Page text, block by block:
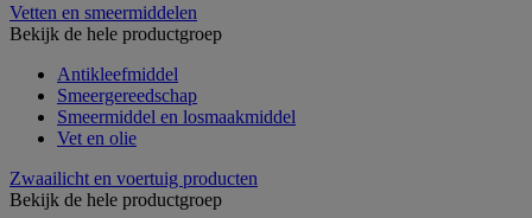
Vetten en smeermiddelen
Bekijk de hele productgroep
Antikleefmiddel
Smeergereedschap
Smeermiddel en losmaakmiddel
Vet en olie
Zwaailicht en voertuig producten
Bekijk de hele productgroep